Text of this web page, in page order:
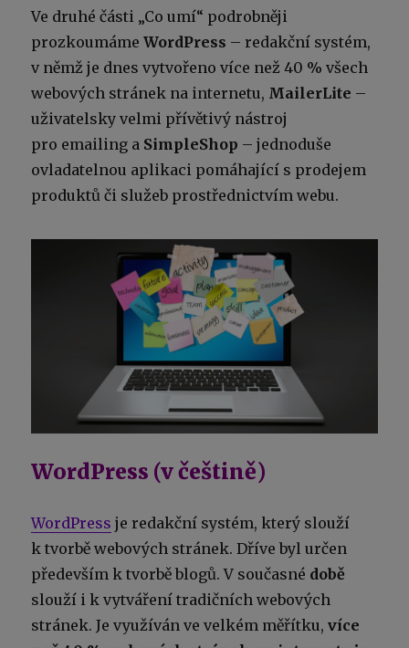
Ve druhé části „Co umí“ podrobněji
prozkoumámeWordPress – redakční systém,
v němž je dnes vytvořeno více než 40 % všech
webových stránek na internetu, MailerLite –
uživatelsky velmi přívětivý nástroj
pro emailing a SimpleShop – jednoduše
ovladatelnou aplikaci pomáhající s prodejem
produktů či služeb prostřednictvím webu.
WordPress (v češtině)
WordPress je redakční systém, který slouží
k tvorbě webových stránek. Dříve byl určen
především k tvorbě blogů. V současné době
slouží i k vytváření tradičních webových
stránek. Je využíván ve velkém měřítku,více